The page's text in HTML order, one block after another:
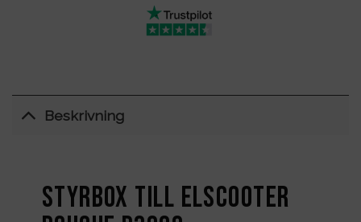
Beskrivning
Styrbox till elscooter